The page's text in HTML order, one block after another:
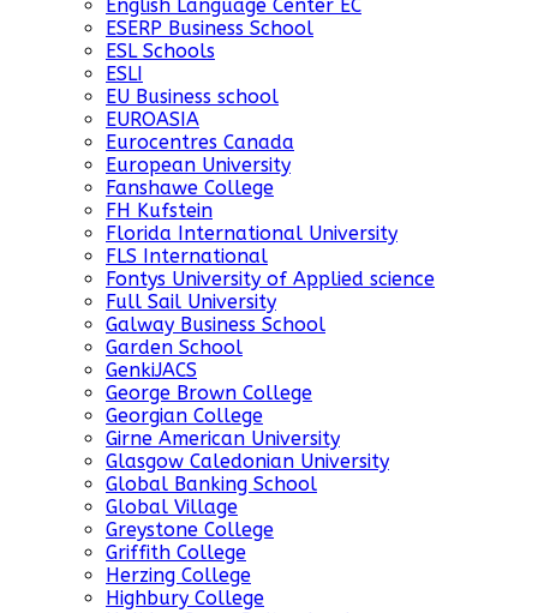
English Language Center EC
ESERP Business School
ESL Schools
ESLI
EU Business school
EUROASIA
Eurocentres Canada
European University
Fanshawe College
FH Kufstein
Florida International University
FLS International
Fontys University of Applied science
Full Sail University
Galway Business School
Garden School
GenkiJACS
George Brown College
Georgian College
Girne American University
Glasgow Caledonian University
Global Banking School
Global Village
Greystone College
Griffith College
Herzing College
Highbury College